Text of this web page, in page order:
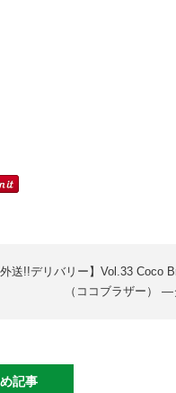
外送!!デリバリー】Vol.33 Coco
（ココブラザー）
記事